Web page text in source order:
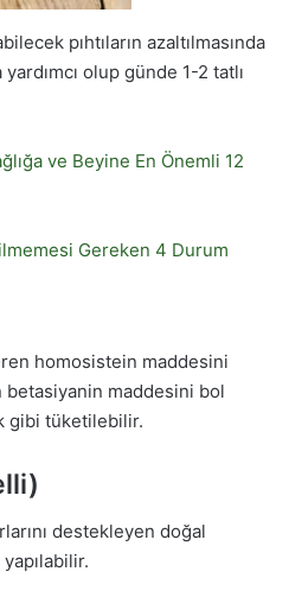
pıhtıların azaltılmasında
olup günde 1-2 tatlı
ve Beyine En Önemli 12
Gereken 4 Durum
homosistein maddesini
maddesini bol
gibi tüketilebilir.
destekleyen doğal